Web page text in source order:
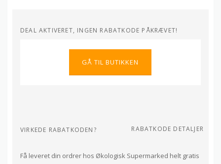
DEAL AKTIVERET, INGEN RABATKODE PÅKRÆVET!
GÅ TIL BUTIKKEN
VIRKEDE RABATKODEN? RABATKODE DETALJER
Få leveret din ordrer hos Økologisk Supermarked helt gratis